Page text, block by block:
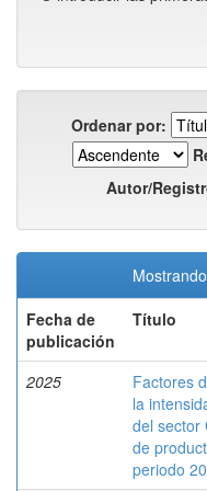
Ordenar por:
Autor/
Fecha de
publicación
Título
2025
Factores
la
del sector
de
periodo